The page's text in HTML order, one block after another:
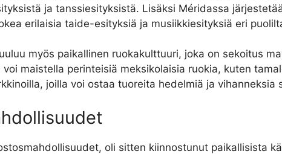
ja tanssiesityksistä. Lisäksi Méridassa
erilaisia taide-esityksiä ja musiikkiesityksiä eri
myös paikallinen ruokakulttuuri, joka on sekoitus
maistella perinteisiä meksikolaisia ruokia, kuten
joilla voi ostaa tuoreita hedelmiä ja
oli sitten kiinnostunut paikallisista